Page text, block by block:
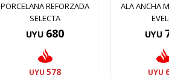
PORCELANA REFORZADA
SELECTA
UYU 680
UYU 578
ALA ANCHA
UYU
UYU